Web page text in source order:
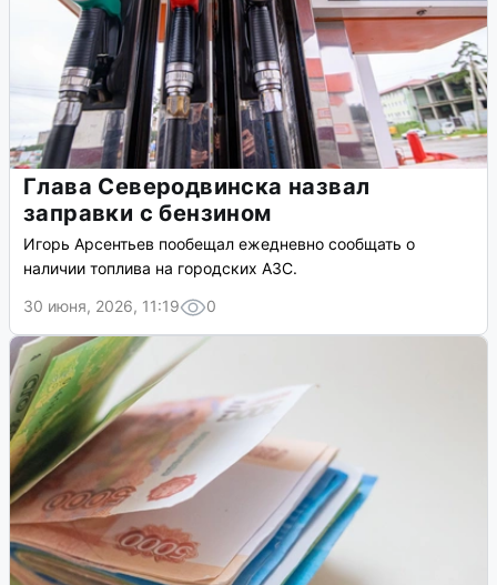
Глава Северодвинска назвал
заправки с бензином
Игорь Арсентьев пообещал ежедневно сообщать о
наличии топлива на городских АЗС.
30 июня, 2026, 11:19
0